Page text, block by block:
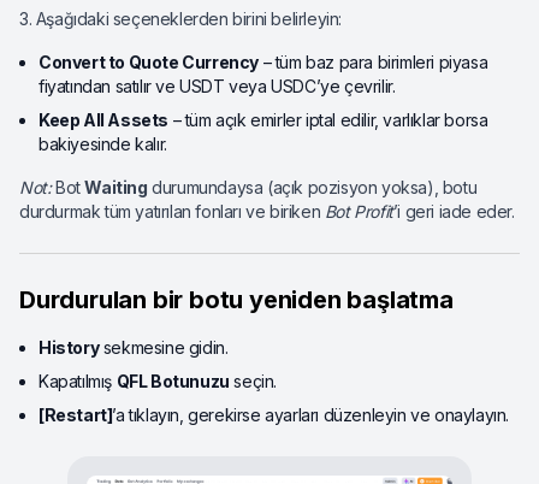
3. Aşağıdaki seçeneklerden birini belirleyin:
Convert to Quote Currency – tüm baz para birimleri piyasa
fiyatından satılır ve USDT veya USDC’ye çevrilir.
Keep All Assets – tüm açık emirler iptal edilir, varlıklar borsa
bakiyesinde kalır.
Not:BotWaiting durumundaysa (açık pozisyon yoksa), botu
durdurmak tüm yatırılan fonları ve biriken Bot Profit’i geri iade eder.
Durdurulan bir botu yeniden başlatma
Historysekmesine gidin.
Kapatılmış QFL Botunuzu seçin.
[Restart]’a tıklayın, gerekirse ayarları düzenleyin ve onaylayın.